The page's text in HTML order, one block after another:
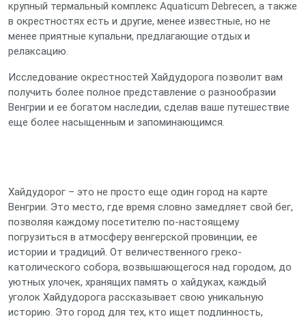
крупный термальный комплекс Aquaticum Debrecen, а также
в окрестностях есть и другие, менее известные, но не
менее приятные купальни, предлагающие отдых и
релаксацию.
Исследование окрестностей Хайдудорога позволит вам
получить более полное представление о разнообразии
Венгрии и ее богатом наследии, сделав ваше путешествие
еще более насыщенным и запоминающимся.
Хайдудорог – это не просто еще один город на карте
Венгрии. Это место, где время словно замедляет свой бег,
позволяя каждому посетителю по-настоящему
погрузиться в атмосферу венгерской провинции, ее
истории и традиций. От величественного греко-
католического собора, возвышающегося над городом, до
уютных улочек, хранящих память о хайдуках, каждый
уголок Хайдудорога рассказывает свою уникальную
историю. Это город для тех, кто ищет подлинность,